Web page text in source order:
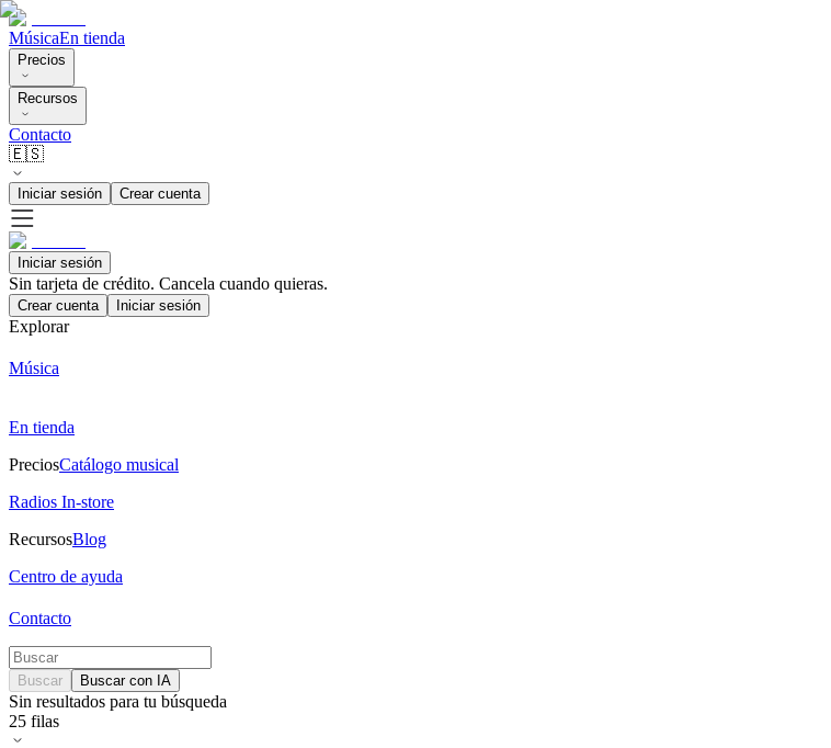
MúsicaEn tienda
Precios
Recursos
Contacto
🇪🇸
Iniciar sesión Crear cuenta
Iniciar sesión
Sin tarjeta de crédito. Cancela cuando quieras.
Crear cuenta Iniciar sesión
Explorar
Música
En tienda
PreciosCatálogo musical
Radios In-store
RecursosBlog
Centro de ayuda
Contacto
Buscar Buscar con IA
Sin resultados para tu búsqueda
25 filas